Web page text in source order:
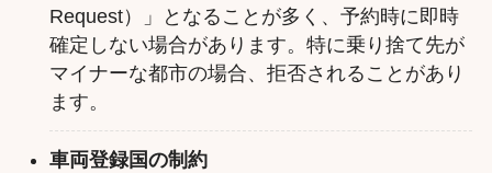
Request）」となることが多く、予約時に即時
確定しない場合があります。特に乗り捨て先が
マイナーな都市の場合、拒否されることがあり
ます。
車両登録国の制約